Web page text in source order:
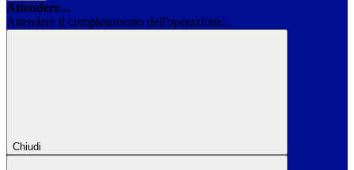
Attendere...
Attendere il completamento dell'operazione...
Chiudi